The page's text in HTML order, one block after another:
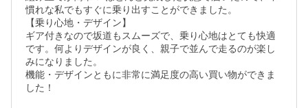
慣れな私でもすぐに乗り出すことができました。
【乗り心地・デザイン】
ギア付きなので坂道もスムーズで、乗り心地はとても快適
です。何よりデザインが良く、親子で並んで走るのが楽し
みになりました。
機能・デザインともに非常に満足度の高い買い物ができま
した！